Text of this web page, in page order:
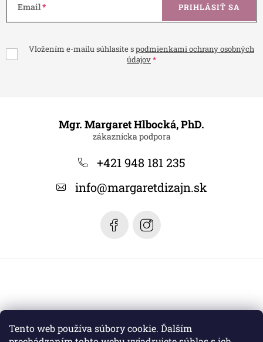
Tento web používa súbory cookie. Ďalším
Email
Vložením e-mailu súhlasíte spodmienkami ochrany osobných
údajov
PRIHLÁSIŤ SA
Mgr. Margaret Hlbocká, PhD.
+421 948 181 235
info@margaretdizajn.sk